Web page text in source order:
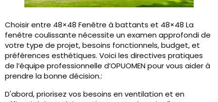
Choisir entre 48×48 Fenêtre à battants et 48×48 La
fenêtre coulissante nécessite un examen approfondi de
votre type de projet, besoins fonctionnels, budget, et
préférences esthétiques. Voici les directives pratiques
de l’équipe professionnelle d’OPUOMEN pour vous aider à
prendre la bonne décision.:
D'abord, priorisez vos besoins en ventilation et en